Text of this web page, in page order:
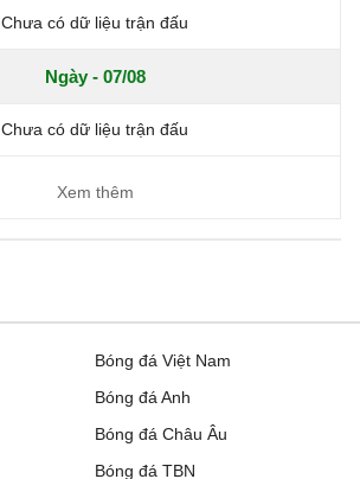
Chưa có dữ liệu trận đấu
Ngày - 07/08
Chưa có dữ liệu trận đấu
Xem thêm
Bóng đá Việt Nam
Bóng đá Anh
Bóng đá Châu Âu
Bóng đá TBN